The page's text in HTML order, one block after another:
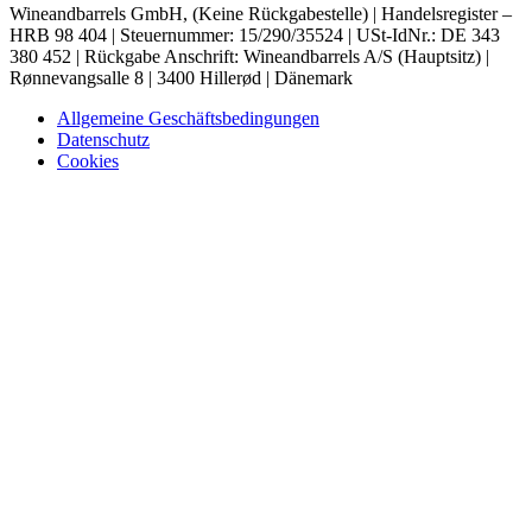
Wineandbarrels GmbH, (Keine Rückgabestelle) | Handelsregister –
HRB 98 404 | Steuernummer: 15/290/35524 | USt-IdNr.: DE 343
380 452 | Rückgabe Anschrift: Wineandbarrels A/S (Hauptsitz) |
Rønnevangsalle 8 | 3400 Hillerød | Dänemark
Allgemeine Geschäftsbedingungen
Datenschutz
Cookies